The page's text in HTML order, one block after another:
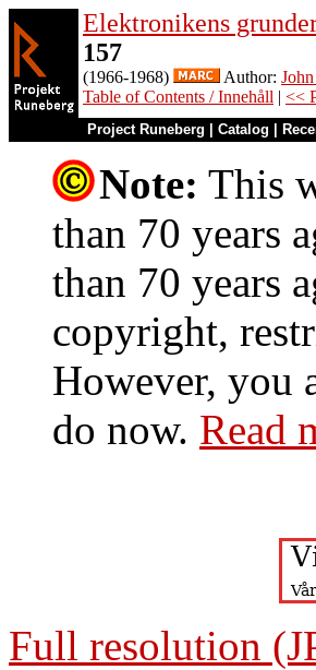
Elektronikens
157
(1966-1968) Author:
Table of Contents / Innehåll | <<
Project Runeberg Catalog
Note: This
than 70 years
than 70 years
copyright,
However, you
do now. Read
Full resolution